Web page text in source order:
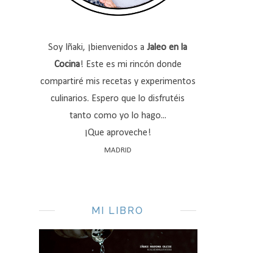
Soy Iñaki, ¡bienvenidos a Jaleo en la
Cocina! Este es mi rincón donde
compartiré mis recetas y experimentos
culinarios. Espero que lo disfrutéis
tanto como yo lo hago...
¡Que aproveche!
MADRID
MI LIBRO